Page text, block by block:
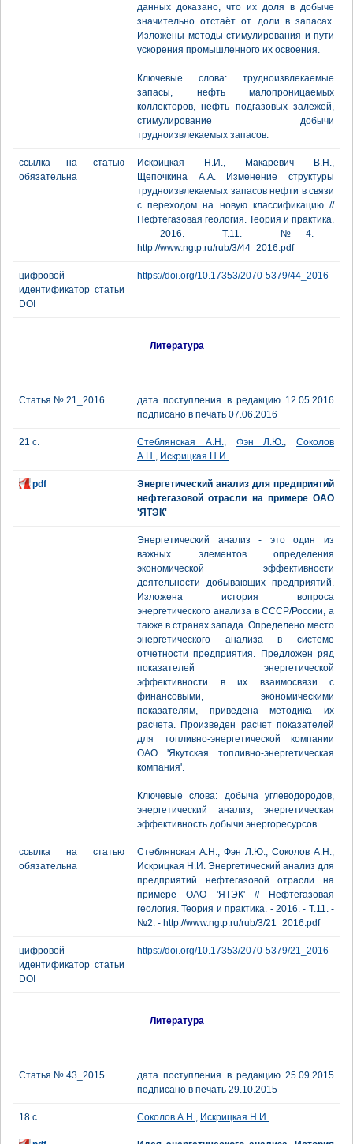
данных доказано, что их доля в добыче
значительно отстаёт от доли в запасах.
Изложены методы стимулирования и пути
ускорения промышленного их освоения.
Ключевые слова: трудноизвлекаемые
запасы, нефть малопроницаемых
коллекторов, нефть подгазовых залежей,
стимулирование добычи
трудноизвлекаемых запасов.
ссылка на статью
обязательна
Искрицкая Н.И., Макаревич В.Н.,
Щепочкина А.А. Изменение структуры
трудноизвлекаемых запасов нефти в связи
с переходом на новую классификацию //
Нефтегазовая геология. Теория и практика.
– 2016. - Т.11. - №4. -
http://www.ngtp.ru/rub/3/44_2016.pdf
цифровой
идентификатор статьи
DOI
https://doi.org/10.17353/2070-5379/44_2016
Литература
Статья № 21_2016
дата поступления в редакцию 12.05.2016
подписано в печать 07.06.2016
21 с. Стеблянская А.Н., Фэн Л.Ю., Соколов
А.Н., Искрицкая Н.И.
pdf
Энергетический анализ для предприятий
нефтегазовой отрасли на примере ОАО
'ЯТЭК'
Энергетический анализ - это один из
важных элементов определения
экономической эффективности
деятельности добывающих предприятий.
Изложена история вопроса
энергетического анализа в СССР/России, а
также в странах запада. Определено место
энергетического анализа в системе
отчетности предприятия. Предложен ряд
показателей энергетической
эффективности в их взаимосвязи с
финансовыми, экономическими
показателям, приведена методика их
расчета. Произведен расчет показателей
для топливно-энергетической компании
ОАО 'Якутская топливно-энергетическая
компания'.
Ключевые слова: добыча углеводородов,
энергетический анализ, энергетическая
эффективность добычи энергоресурсов.
ссылка на статью
обязательна
Стеблянская А.Н., Фэн Л.Ю., Соколов А.Н.,
Искрицкая Н.И. Энергетический анализ для
предприятий нефтегазовой отрасли на
примере ОАО 'ЯТЭК' // Нефтегазовая
геология. Теория и практика. - 2016. - Т.11. -
№2. - http://www.ngtp.ru/rub/3/21_2016.pdf
цифровой
идентификатор статьи
DOI
https://doi.org/10.17353/2070-5379/21_2016
Литература
Статья № 43_2015
дата поступления в редакцию 25.09.2015
подписано в печать 29.10.2015
18 с. Соколов А.Н., Искрицкая Н.И.